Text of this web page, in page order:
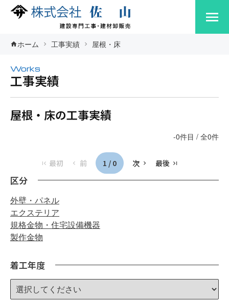
ホーム 工事実績 屋根・床
Works
工事実績
屋根・床の工事実績
-0件目 / 全0件
最初 前 1 / 0 次 最後
区分
外壁・パネル
エクステリア
規格金物・住宅設備機器
製作金物
着工年度